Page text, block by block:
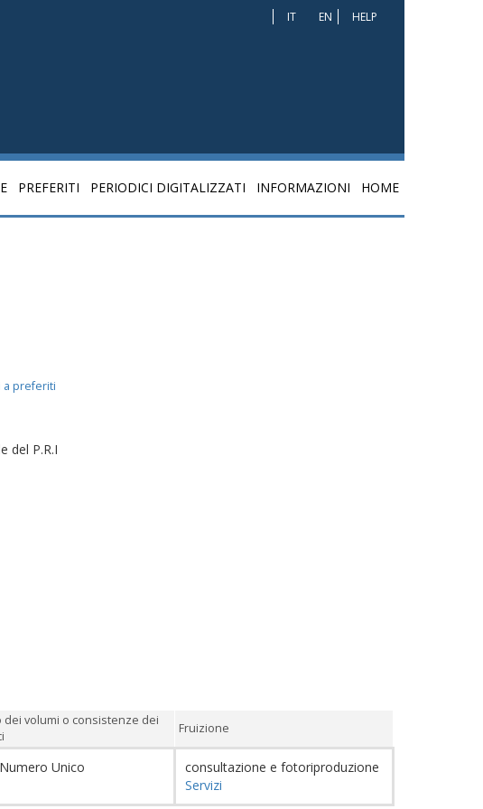
IT EN HELP
PREFERITI PERIODICI DIGITALIZZATI INFORMAZIONI HOME
a preferiti
del P.R.I
dei volumi o consistenze dei
Fruizione
Unico
consultazione e fotoriproduzione
Servizi